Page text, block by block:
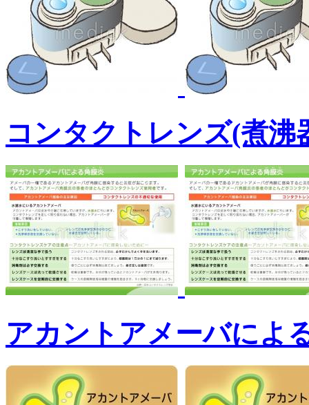
コンタクトレンズ(煮沸
アカントアメーバによ